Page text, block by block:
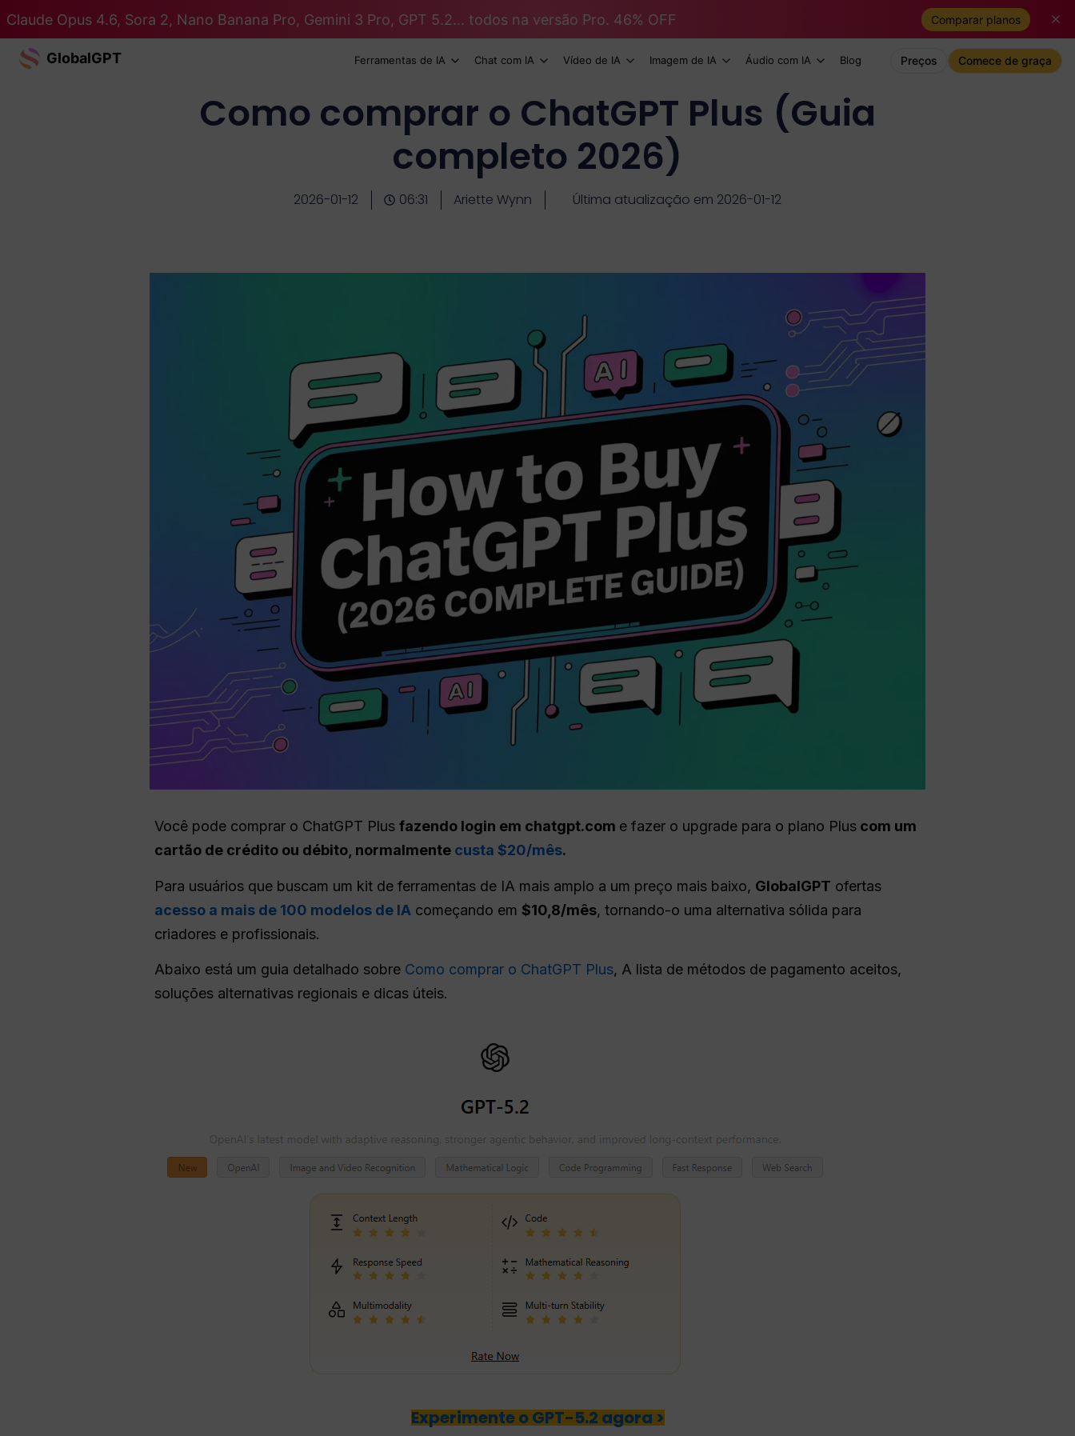
Claude Opus 4.6, Sora 2, Nano Banana Pro, Gemini 3 Pro, GPT 5.2... todos na versão Pro. 46% OFF Comparar planos
GlobalGPT Ferramentas de IA Chat com IA Vídeo de IA Imagem de IA Áudio com IA Blog Preços Comece de graça
Como comprar o ChatGPT Plus (Guia
completo 2026)
2026-01-12 06:31 Ariette Wynn Última atualização em 2026-01-12
Você pode comprar o ChatGPT Plus fazendo login em chatgpt.com e fazer o upgrade para o plano Plus com um
cartão de crédito ou débito, normalmente custa $20/mês.
Para usuários que buscam um kit de ferramentas de IA mais amplo a um preço mais baixo, GlobalGPT ofertas
acesso a mais de 100 modelos de IA começando em $10,8/mês, tornando-o uma alternativa sólida para
criadores e profissionais.
Abaixo está um guia detalhado sobre Como comprar o ChatGPT Plus, A lista de métodos de pagamento aceitos,
soluções alternativas regionais e dicas úteis.
Experimente o GPT-5.2 agora >